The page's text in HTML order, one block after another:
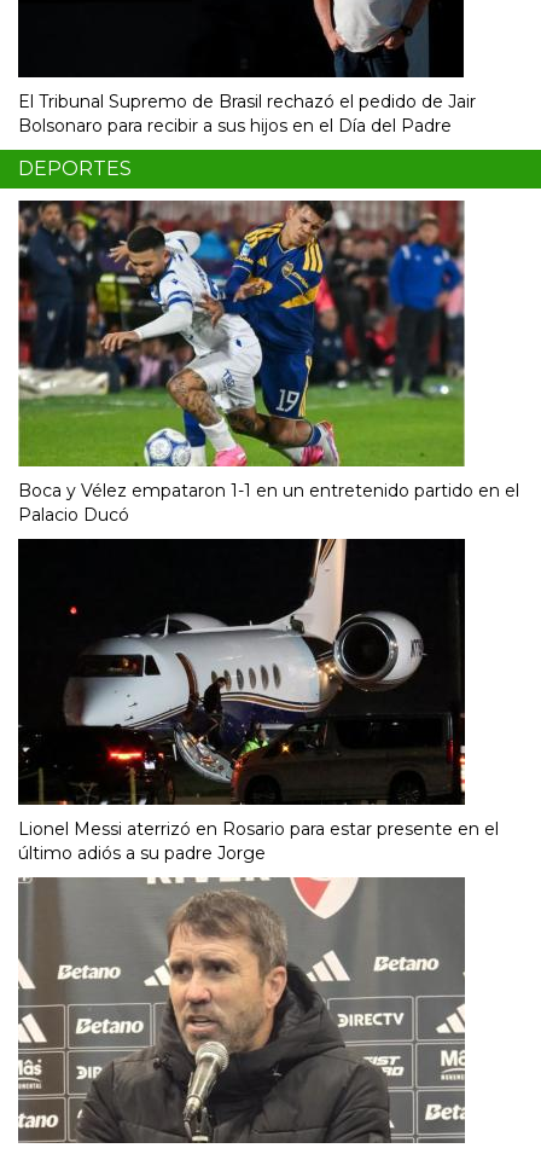
El Tribunal Supremo de Brasil rechazó el pedido de Jair
Bolsonaro para recibir a sus hijos en el Día del Padre
DEPORTES
Boca y Vélez empataron 1-1 en un entretenido partido en el
Palacio Ducó
Lionel Messi aterrizó en Rosario para estar presente en el
último adiós a su padre Jorge